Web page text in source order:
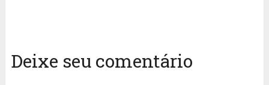
Deixe seu comentário